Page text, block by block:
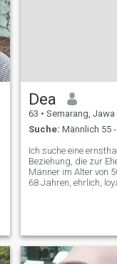
Dea
63 • Semarang, Jawa Tengah,
Suche: Männlich 55
Ich suche eine
Beziehung, die zur
Männer im Alter von
68 Jahren, ehrlich,
oder Witwer mit
spielt keine Rolle.